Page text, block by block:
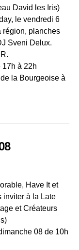
David les Iris)
le vendredi 6
région, planches
Sveni Delux.
17h à 22h
la Bourgeoise à
Have It et
inviter à la Late
et Créateurs
08 de 10h